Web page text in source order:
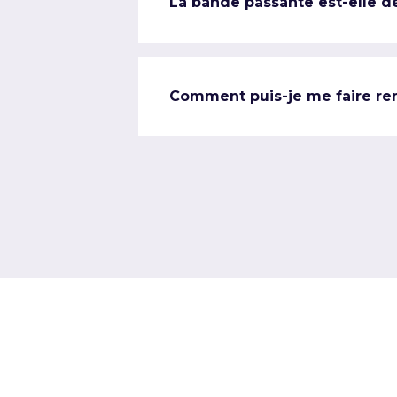
Comment puis-je me faire